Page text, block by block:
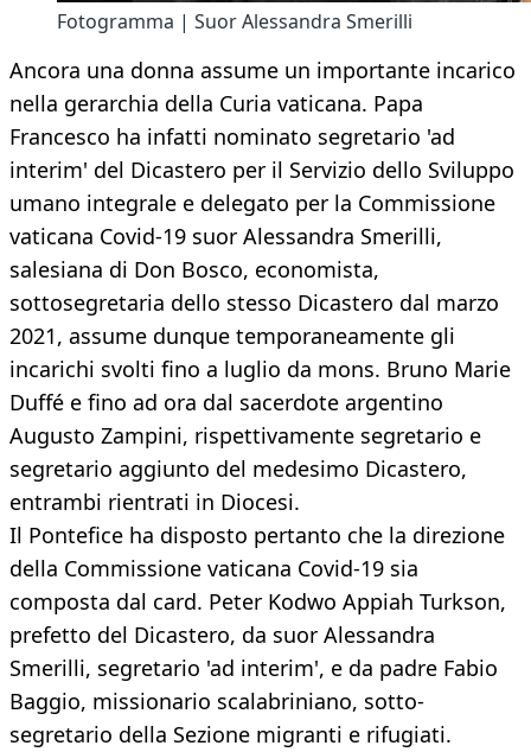
Fotogramma | Suor Alessandra Smerilli
Ancora una donna assume un importante incarico
nella gerarchia della Curia vaticana. Papa
Francesco ha infatti nominato segretario 'ad
interim' del Dicastero per il Servizio dello Sviluppo
umano integrale e delegato per la Commissione
vaticana Covid-19 suor Alessandra Smerilli,
salesiana di Don Bosco, economista,
sottosegretaria dello stesso Dicastero dal marzo
2021, assume dunque temporaneamente gli
incarichi svolti fino a luglio da mons. Bruno Marie
Duffé e fino ad ora dal sacerdote argentino
Augusto Zampini, rispettivamente segretario e
segretario aggiunto del medesimo Dicastero,
entrambi rientrati in Diocesi.
Il Pontefice ha disposto pertanto che la direzione
della Commissione vaticana Covid-19 sia
composta dal card. Peter Kodwo Appiah Turkson,
prefetto del Dicastero, da suor Alessandra
Smerilli, segretario 'ad interim', e da padre Fabio
Baggio, missionario scalabriniano, sotto-
segretario della Sezione migranti e rifugiati.